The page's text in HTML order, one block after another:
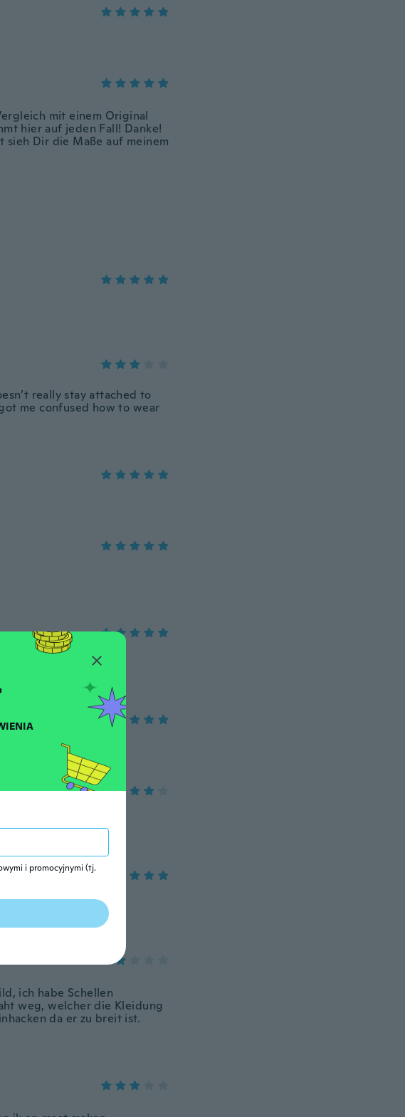
mit einem Original
hier auf jeden Fall! Danke!
sieh Dir die Maße auf meinem
really stay attached to
me confused how to wear
ich habe Schellen
weg, welcher die Kleidung
da er zu breit ist.
i promocyjnymi (tj.